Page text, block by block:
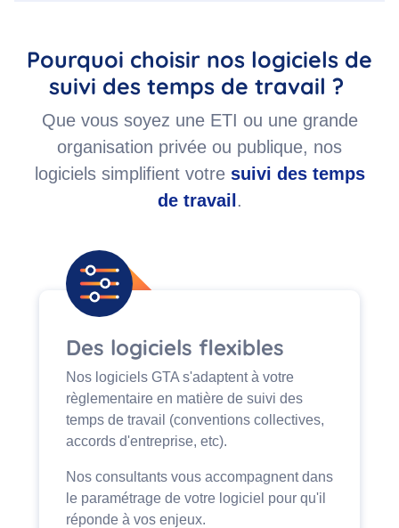
Pourquoi choisir nos logiciels de
suivi des temps de travail ?
Que vous soyez une ETI ou une grande
organisation privée ou publique, nos
logiciels simplifient votre suivi des temps
de travail.
Des logiciels flexibles
Nos logiciels GTA s'adaptent à votre
règlementaire en matière de suivi des
temps de travail (conventions collectives,
accords d'entreprise, etc).
Nos consultants vous accompagnent dans
le paramétrage de votre logiciel pour qu'il
réponde à vos enjeux.